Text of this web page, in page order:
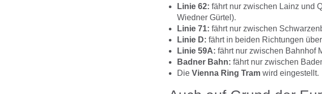
Linie 62: fährt nur zwischen Lainz und
Wiedner Gürtel).
Linie 71: fährt nur zwischen
Linie D: fährt in beiden Richtungen
Linie 59A: fährt nur zwischen Bahnhof
Badner Bahn: fährt nur zwischen
Die Vienna Ring Tram wird eingestellt.